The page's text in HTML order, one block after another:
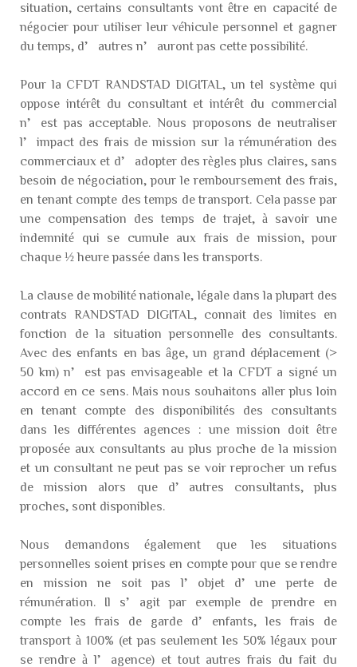
situation, certains consultants vont être en capacité de
négocier pour utiliser leur véhicule personnel et gagner
du temps, d’autres n’auront pas cette possibilité.
Pour la CFDT RANDSTAD DIGITAL, un tel système qui
oppose intérêt du consultant et intérêt du commercial
n’est pas acceptable. Nous proposons de neutraliser
l’impact des frais de mission sur la rémunération des
commerciaux et d’adopter des règles plus claires, sans
besoin de négociation, pour le remboursement des frais,
en tenant compte des temps de transport. Cela passe par
une compensation des temps de trajet, à savoir une
indemnité qui se cumule aux frais de mission, pour
chaque ½ heure passée dans les transports.
La clause de mobilité nationale, légale dans la plupart des
contrats RANDSTAD DIGITAL, connait des limites en
fonction de la situation personnelle des consultants.
Avec des enfants en bas âge, un grand déplacement (>
50 km) n’est pas envisageable et la CFDT a signé un
accord en ce sens. Mais nous souhaitons aller plus loin
en tenant compte des disponibilités des consultants
dans les différentes agences : une mission doit être
proposée aux consultants au plus proche de la mission
et un consultant ne peut pas se voir reprocher un refus
de mission alors que d’autres consultants, plus
proches, sont disponibles.
Nous demandons également que les situations
personnelles soient prises en compte pour que se rendre
en mission ne soit pas l’objet d’une perte de
rémunération. Il s’agit par exemple de prendre en
compte les frais de garde d’enfants, les frais de
transport à 100% (et pas seulement les 50% légaux pour
se rendre à l’agence) et tout autres frais du fait du